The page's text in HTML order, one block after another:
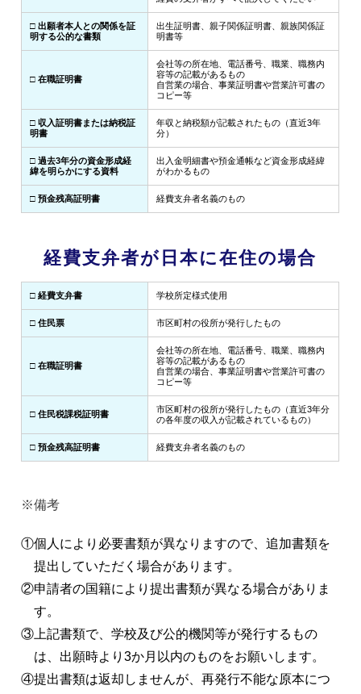
□ 出願者本人との関係を証
明する公的な書類
出生証明書、親子関係証明書、親族関係証
明書等
□ 在職証明書
会社等の所在地、電話番号、職業、職務内
容等の記載があるもの
自営業の場合、事業証明書や営業許可書の
コピー等
□ 収入証明書または納税証
明書
年収と納税額が記載されたもの（直近3年
分）
□ 過去3年分の資金形成経
緯を明らかにする資料
出入金明細書や預金通帳など資金形成経緯
がわかるもの
□ 預金残高証明書 経費支弁者名義のもの
経費支弁者が日本に在住の場合
□ 経費支弁書 学校所定様式使用
□ 住民票 市区町村の役所が発行したもの
□ 在職証明書
会社等の所在地、電話番号、職業、職務内
容等の記載があるもの
自営業の場合、事業証明書や営業許可書の
コピー等
□ 住民税課税証明書
市区町村の役所が発行したもの（直近3年分
の各年度の収入が記載されているもの）
□ 預金残高証明書 経費支弁者名義のもの
※備考
①個人により必要書類が異なりますので、追加書類を
提出していただく場合があります。
②申請者の国籍により提出書類が異なる場合がありま
す。
③上記書類で、学校及び公的機関等が発行するもの
は、出願時より3か月以内のものをお願いします。
④提出書類は返却しませんが、再発行不能な原本につ